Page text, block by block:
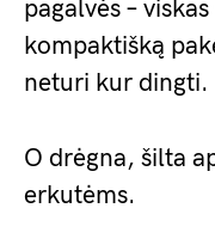
pagalvės –
kompaktišką
neturi kur dingti.
O drėgna, šilta
erkutėms.